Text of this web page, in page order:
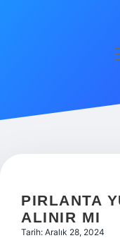
Hakkımızda
PIRLANTA
ALINIR MI
Tarih: Aralık 28, 2024